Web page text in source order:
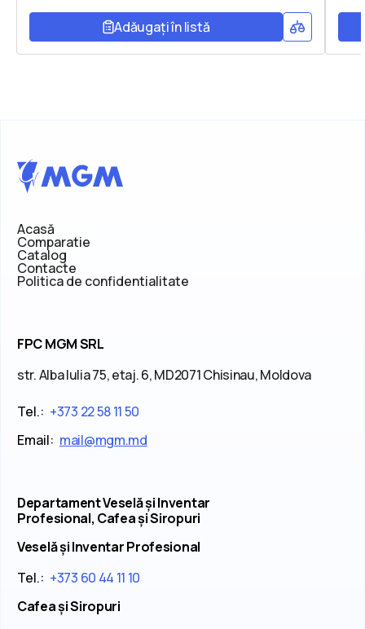
Adăugați în listă
Acasă
Comparatie
Catalog
Contacte
Politica de confidentialitate
FPC MGM SRL
str. Alba Iulia 75, etaj. 6, MD2071 Chisinau, Moldova
Tel.: +373 22 58 11 50
Email: mail@mgm.md
Departament Veselă și Inventar
Profesional, Cafea și Siropuri
Veselă și Inventar Profesional
Tel.: +373 60 44 11 10
Cafea și Siropuri